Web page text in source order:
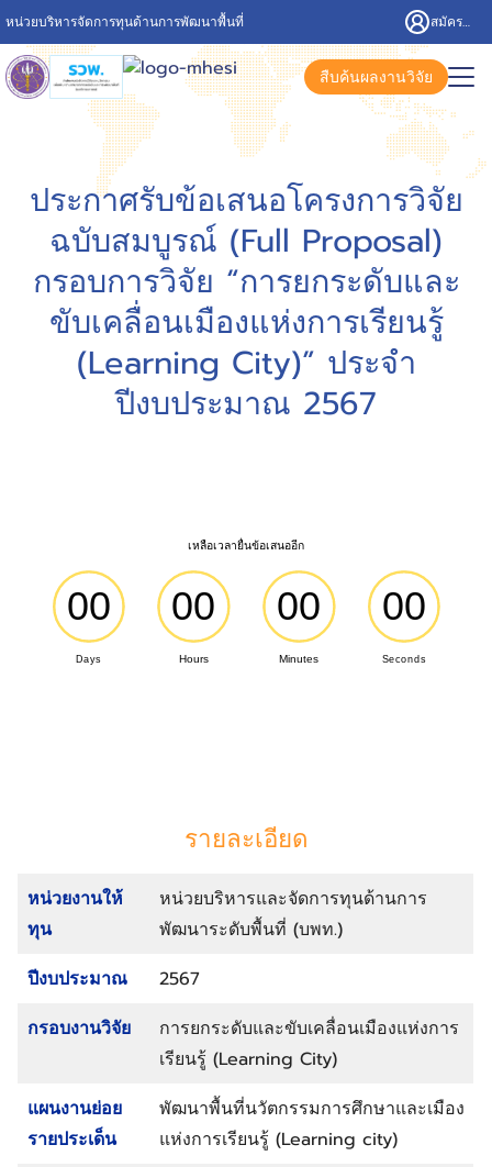
หน่วยบริหารจัดการทุนด้านการพัฒนาพื้นที่ สมัครสมาชิก/เข้าสู่ระบบ
สืบค้นผลงานวิจัย
ประกาศรับข้อเสนอโครงการวิจัย
ฉบับสมบูรณ์ (Full Proposal)
กรอบการวิจัย “การยกระดับและ
ขับเคลื่อนเมืองแห่งการเรียนรู้
(Learning City)” ประจำ
ปีงบประมาณ 2567
รายละเอียด
หน่วยงานให้
ทุน
หน่วยบริหารและจัดการทุนด้านการ
พัฒนาระดับพื้นที่ (บพท.)
ปีงบประมาณ 2567
กรอบงานวิจัย
การยกระดับและขับเคลื่อนเมืองแห่งการ
เรียนรู้ (Learning City)
แผนงานย่อย
รายประเด็น
พัฒนาพื้นที่นวัตกรรมการศึกษาและเมือง
แห่งการเรียนรู้ (Learning city)